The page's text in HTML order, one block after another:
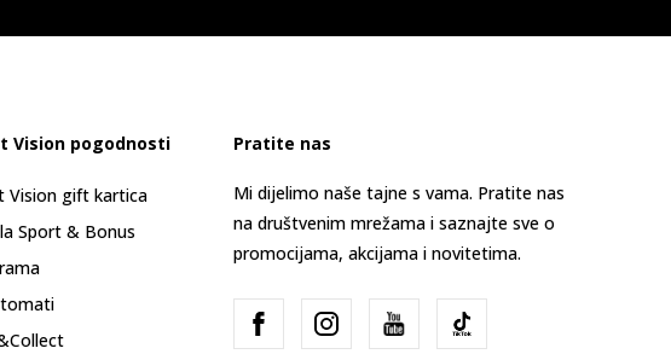
Vision pogodnosti
Vision gift kartica
Sport & Bonus
Pratite nas
Mi dijelimo naše tajne s vama. Pratite nas
na društvenim mrežama i saznajte sve o
promocijama, akcijama i novitetima.